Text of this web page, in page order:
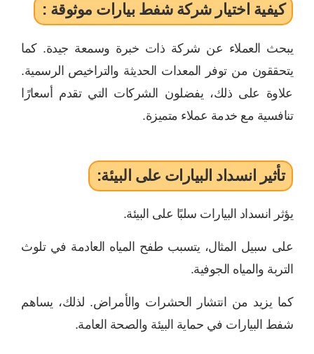
كيفية اختيار شركة شفط بيارات موثوقة :
يبحث العملاء عن شركة ذات خبرة وسمعة جيدة. كما
يتحققون من توفر المعدات الحديثة والتراخيص الرسمية.
علاوة على ذلك، يفضلون الشركات التي تقدم أسعارًا
تنافسية مع خدمة عملاء متميزة.
تأثير انسداد البيارات على البيئة:
يؤثر انسداد البيارات سلبًا على البيئة.
على سبيل المثال، يتسبب طفح المياه العادمة في تلوث
التربة والمياه الجوفية.
كما يزيد من انتشار الحشرات والأمراض. لذلك، يساهم
شفط البيارات في حماية البيئة والصحة العامة.